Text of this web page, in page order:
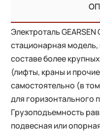
Электроталь
стационарная
составе более
(лифты, краны и
самостоятельно (в
для горизонтального
Грузоподъемность
подвесная или